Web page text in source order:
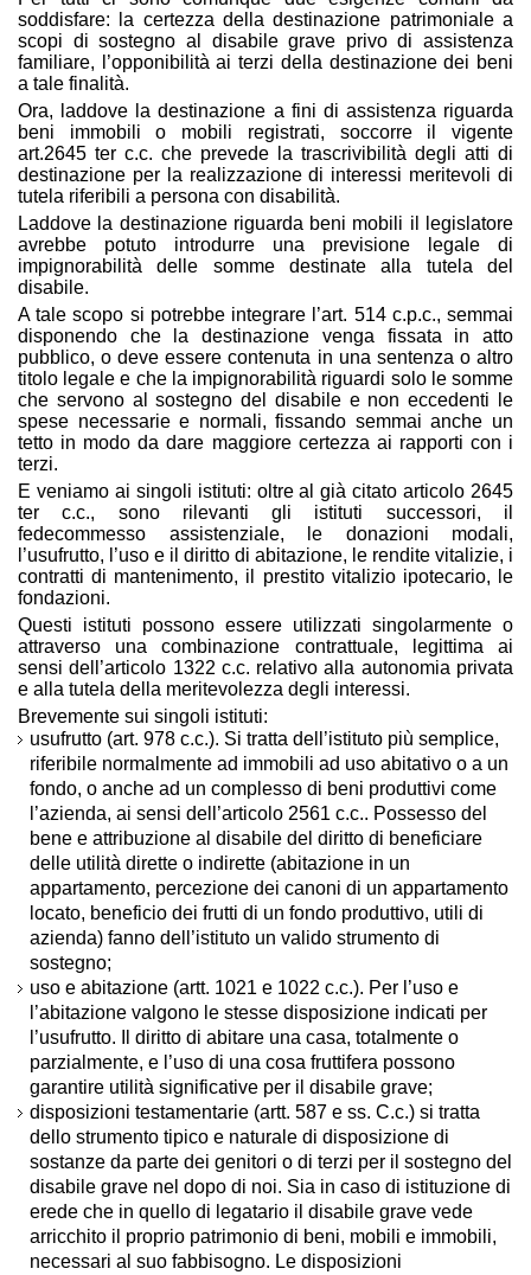
soddisfare: la certezza della destinazione patrimoniale a
scopi di sostegno al disabile grave privo di assistenza
familiare, l’opponibilità ai terzi della destinazione dei beni
a tale finalità.
Ora, laddove la destinazione a fini di assistenza riguarda
beni immobili o mobili registrati, soccorre il vigente
art.2645 ter c.c. che prevede la trascrivibilità degli atti di
destinazione per la realizzazione di interessi meritevoli di
tutela riferibili a persona con disabilità.
Laddove la destinazione riguarda beni mobili il legislatore
avrebbe potuto introdurre una previsione legale di
impignorabilità delle somme destinate alla tutela del
disabile.
A tale scopo si potrebbe integrare l’art. 514 c.p.c., semmai
disponendo che la destinazione venga fissata in atto
pubblico, o deve essere contenuta in una sentenza o altro
titolo legale e che la impignorabilità riguardi solo le somme
che servono al sostegno del disabile e non eccedenti le
spese necessarie e normali, fissando semmai anche un
tetto in modo da dare maggiore certezza ai rapporti con i
terzi.
E veniamo ai singoli istituti: oltre al già citato articolo 2645
ter c.c., sono rilevanti gli istituti successori, il
fedecommesso assistenziale, le donazioni modali,
l’usufrutto, l’uso e il diritto di abitazione, le rendite vitalizie, i
contratti di mantenimento, il prestito vitalizio ipotecario, le
fondazioni.
Questi istituti possono essere utilizzati singolarmente o
attraverso una combinazione contrattuale, legittima ai
sensi dell’articolo 1322 c.c. relativo alla autonomia privata
e alla tutela della meritevolezza degli interessi.
Brevemente sui singoli istituti:
usufrutto (art. 978 c.c.). Si tratta dell’istituto più semplice,
riferibile normalmente ad immobili ad uso abitativo o a un
fondo, o anche ad un complesso di beni produttivi come
l’azienda, ai sensi dell’articolo 2561 c.c.. Possesso del
bene e attribuzione al disabile del diritto di beneficiare
delle utilità dirette o indirette (abitazione in un
appartamento, percezione dei canoni di un appartamento
locato, beneficio dei frutti di un fondo produttivo, utili di
azienda) fanno dell’istituto un valido strumento di
sostegno;
uso e abitazione (artt. 1021 e 1022 c.c.). Per l’uso e
l’abitazione valgono le stesse disposizione indicati per
l’usufrutto. Il diritto di abitare una casa, totalmente o
parzialmente, e l’uso di una cosa fruttifera possono
garantire utilità significative per il disabile grave;
disposizioni testamentarie (artt. 587 e ss. C.c.) si tratta
dello strumento tipico e naturale di disposizione di
sostanze da parte dei genitori o di terzi per il sostegno del
disabile grave nel dopo di noi. Sia in caso di istituzione di
erede che in quello di legatario il disabile grave vede
arricchito il proprio patrimonio di beni, mobili e immobili,
necessari al suo fabbisogno. Le disposizioni